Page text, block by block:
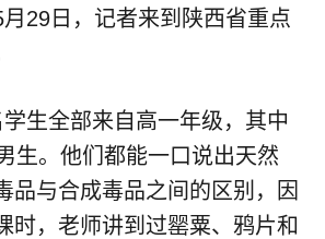
29日，记者来到陕西省重点
生全部来自高一年级，其中
生。他们都能一口说出天然
品与合成毒品之间的区别，因
时，老师讲到过罂粟、鸦片和